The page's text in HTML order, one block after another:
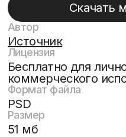
Скачать
Автор
Источник
Лицензия
Бесплатно для
коммерческого
Формат файла
PSD
Размер
51 мб